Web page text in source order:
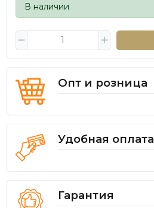
В наличии
Опт и розница
Удобная оплата
Гарантия